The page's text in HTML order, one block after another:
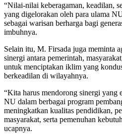
“Nilai-nilai keberagaman, keadilan,
yang digelorakan oleh para ulama
sebagai warisan berharga bagi
imbuhnya.
Selain itu, M. Firsada juga meminta
sinergi antara pemerintah,
untuk menciptakan iklim yang
berkeadilan di wilayahnya.
“Kita harus mendorong sinergi yang
NU dalam berbagai program
meningkatkan kualitas pendidikan,
masyarakat, serta pemenuhan
ucapnya.